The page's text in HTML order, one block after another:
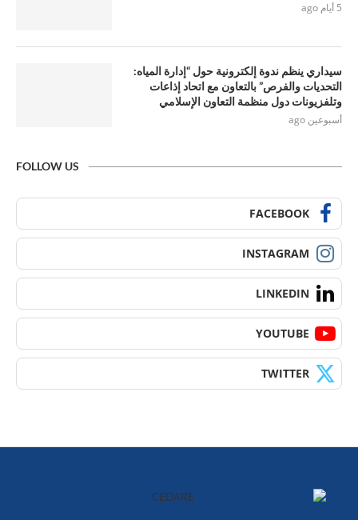
5 أيام ago
سيداري ينظم ندوة إلكترونية حول “إدارة المياه:
التحديات والفرص” بالتعاون مع اتحاد إذاعات
وتلفزيونات دول منظمة التعاون الإسلامي
أسبوعين ago
FOLLOW US
FACEBOOK
INSTAGRAM
LINKEDIN
YOUTUBE
TWITTER